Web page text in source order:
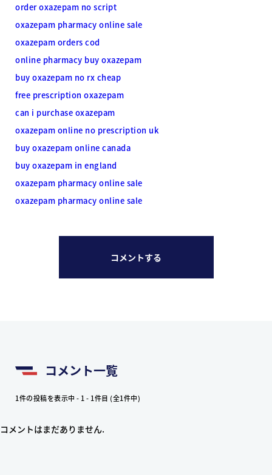
order oxazepam no script
oxazepam pharmacy online sale
oxazepam orders cod
online pharmacy buy oxazepam
buy oxazepam no rx cheap
free prescription oxazepam
can i purchase oxazepam
oxazepam online no prescription uk
buy oxazepam online canada
buy oxazepam in england
oxazepam pharmacy online sale
oxazepam pharmacy online sale
コメントする
コメント一覧
1件の投稿を表示中 - 1 - 1件目 (全1件中)
コメントはまだありません.